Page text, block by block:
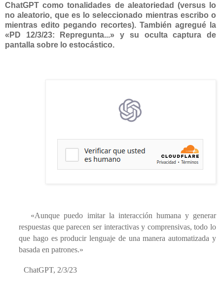
ChatGPT como tonalidades de aleatoriedad (versus lo
no aleatorio, que es lo seleccionado mientras escribo o
mientras edito pegando recortes). También agregué la
«PD 12/3/23: Repregunta...» y su oculta captura de
pantalla sobre lo estocástico.
«Aunque puedo imitar la interacción humana y generar
respuestas que parecen ser interactivas y comprensivas, todo lo
que hago es producir lenguaje de una manera automatizada y
basada en patrones.»
ChatGPT, 2/3/23